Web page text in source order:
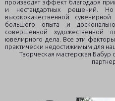
производят эффект благодаря
и нестандартных решений.
высококачественной
большого опыта и
совершенной художественной
ювелирного дела. Все эти
практически недостижимым для
Творческая мастерская Бабур